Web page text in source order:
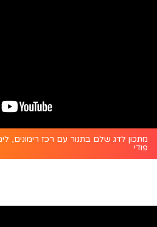
מתכון לדג שלם בתנור עם רכז רימונים,
פודי